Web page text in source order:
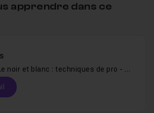
apprendre dans ce
Le noir et blanc : techniques de pro - Episode 1